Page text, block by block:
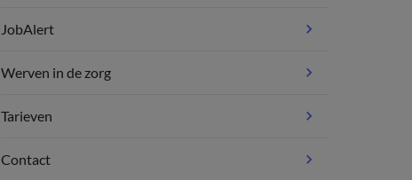
JobAlert
Werven in de zorg
Tarieven
Contact